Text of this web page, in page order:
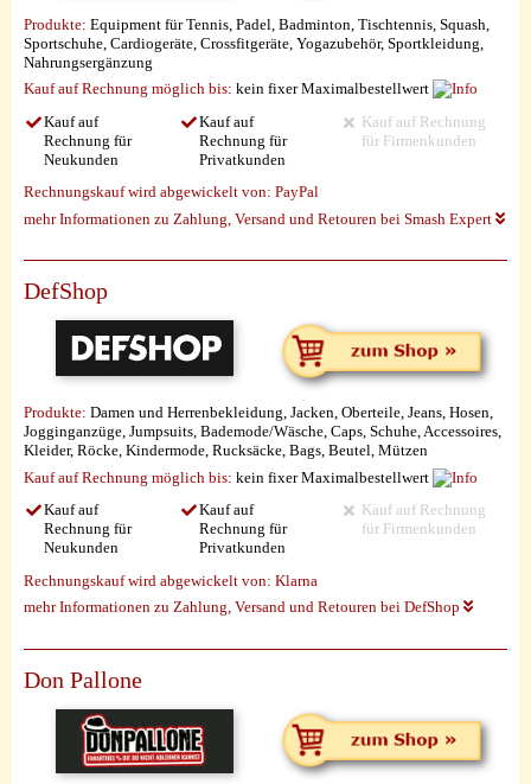
Produkte: Equipment für Tennis, Padel, Badminton, Tischtennis, Squash,
Sportschuhe, Cardiogeräte, Crossfitgeräte, Yogazubehör, Sportkleidung,
Nahrungsergänzung
Kauf auf Rechnung möglich bis: kein fixer Maximalbestellwert
Kauf auf
Rechnung für
Neukunden
Kauf auf
Rechnung für
Privatkunden
Kauf auf Rechnung
für Firmenkunden
Rechnungskauf wird abgewickelt von: PayPal
mehr Informationen zu Zahlung, Versand und Retouren bei Smash Expert
DefShop
Produkte: Damen und Herrenbekleidung, Jacken, Oberteile, Jeans, Hosen,
Jogginganzüge, Jumpsuits, Bademode/Wäsche, Caps, Schuhe, Accessoires,
Kleider, Röcke, Kindermode, Rucksäcke, Bags, Beutel, Mützen
Kauf auf Rechnung möglich bis: kein fixer Maximalbestellwert
Kauf auf
Rechnung für
Neukunden
Kauf auf
Rechnung für
Privatkunden
Kauf auf Rechnung
für Firmenkunden
Rechnungskauf wird abgewickelt von: Klarna
mehr Informationen zu Zahlung, Versand und Retouren bei DefShop
Don Pallone